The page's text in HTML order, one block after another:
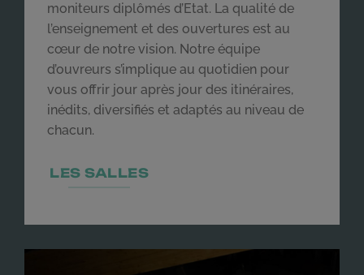
moniteurs diplômés d’Etat. La qualité de
l’enseignement et des ouvertures est au
cœur de notre vision. Notre équipe
d’ouvreurs s’implique au quotidien pour
vous offrir jour après jour des itinéraires,
inédits, diversifiés et adaptés au niveau de
chacun.
LES SALLES